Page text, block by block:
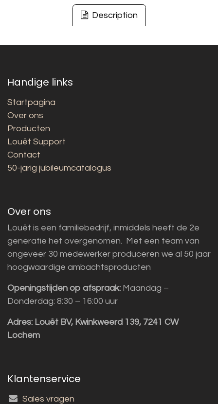
Description
Handige links
Startpagina
Over ons
Producten
Louët Support
Contact
50-jarig jubileumcatalogus
Over ons
Louët is een familiebedrijf, inmiddels heeft de 2e
generatie het overgenomen. Met een team van
ongeveer 30 medewerker produceren we al 50 jaar
hoogwaardige ambachtsproducten
Openingstijden op afspraak: Maandag –
Donderdag: 8:30 – 16:00 uur
Adres: Louët BV, Kwinkweerd 139, 7241 CW
Lochem
Klantenservice
Sales vragen